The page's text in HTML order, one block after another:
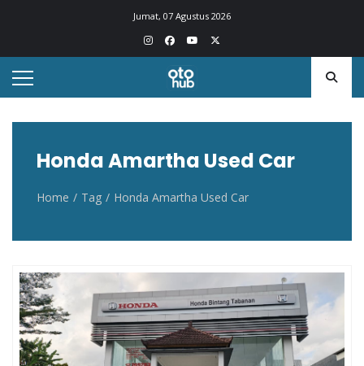
Jumat, 07 Agustus 2026
Otohub.co
Portal berita otomotif Indonesia terkini
Honda Amartha Used Car
Home Tag Honda Amartha Used Car